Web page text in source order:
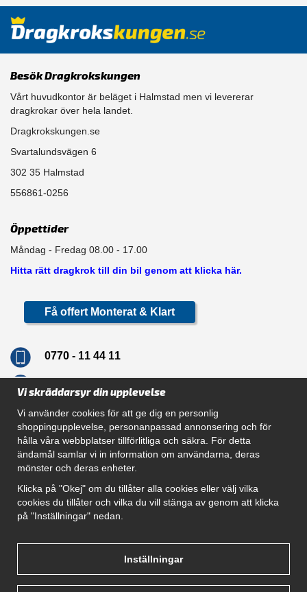
Besök Dragkrokskungen
Vårt huvudkontor är beläget i Halmstad men vi levererar
dragkrokar över hela landet.
Dragkrokskungen.se
Svartalundsvägen 6
302 35 Halmstad
556861-0256
Öppettider
Måndag - Fredag 08.00 - 17.00
Hitta rätt dragkrok till din bil genom att klicka här.
Få offert Monterat & Klart
0770 - 11 44 11
Navigation
Hur beställer jag
Gör Det Själv Paket
Montera dragkrok
SUPPORT
Villkor
Vi skräddarsyr din upplevelse
Vi använder cookies för att ge dig en personlig
shoppingupplevelse, personanpassad annonsering och för
hålla våra webbplatser tillförlitliga och säkra. För detta
ändamål samlar vi in information om användarna, deras
mönster och deras enheter.
Klicka på "Okej" om du tillåter alla cookies eller välj vilka
cookies du tillåter och vilka du vill stänga av genom att klicka
på "Inställningar" nedan.
Inställningar